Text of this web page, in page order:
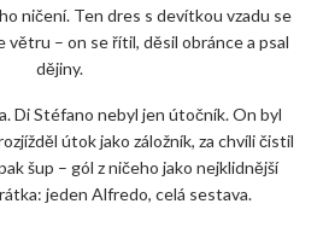
ničení. Ten dres s devítkou vzadu se
– on se řítil, děsil obránce a psal
dějiny.
Di Stéfano nebyl jen útočník. On byl
útok jako záložník, za chvíli čistil
šup – gól z ničeho jako nejklidnější
jeden Alfredo, celá sestava.